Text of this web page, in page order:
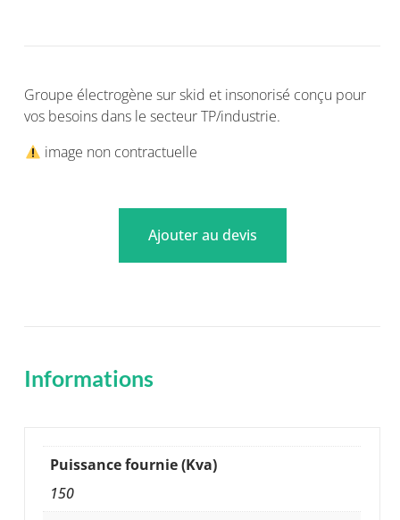
Groupe électrogène sur skid et insonorisé conçu pour
vos besoins dans le secteur TP/industrie.
image non contractuelle
Ajouter au devis
Informations
Puissance fournie (Kva)
150